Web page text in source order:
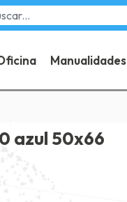
Manualidades
azul 50x66